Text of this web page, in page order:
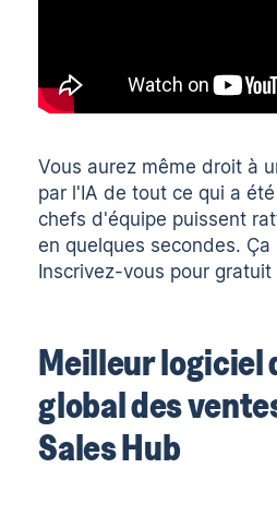
Vous aurez même droit à
par l'IA de tout ce qui a
chefs d'équipe puissent
en quelques secondes.
Inscrivez-vous pour gratuit
Meilleur logiciel
global des
Sales Hub